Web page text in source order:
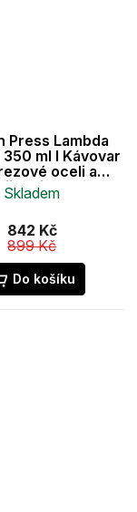
Press Lambda
ml I Kávovar
oceli a
izolací
hodnocení
produktu
Skladem
842 Kč
899 Kč
Do košíku